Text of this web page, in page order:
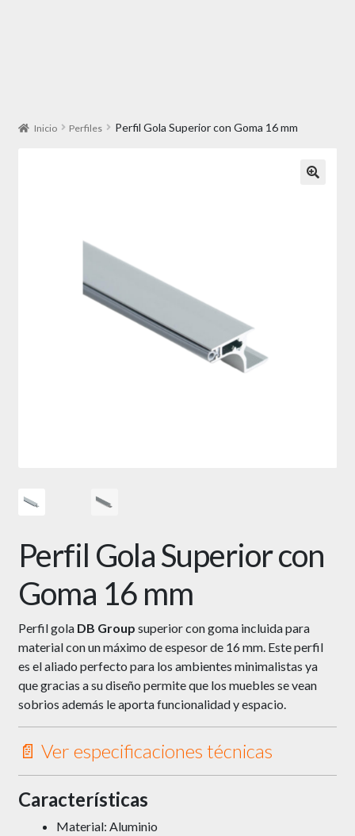
Inicio Perfiles Perfil Gola Superior con Goma 16 mm
Perfil Gola Superior con
Goma 16 mm
Perfil gola DB Group superior con goma incluida para
material con un máximo de espesor de 16 mm. Este perfil
es el aliado perfecto para los ambientes minimalistas ya
que gracias a su diseño permite que los muebles se vean
sobrios además le aporta funcionalidad y espacio.
📄 Ver especificaciones técnicas
Características
Material: Aluminio